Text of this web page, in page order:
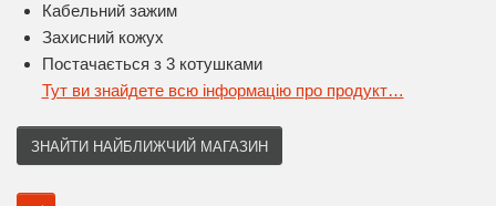
Кабельний зажим
Захисний кожух
Постачається з 3 котушками
Тут ви знайдете всю інформацію про продукт…
ЗНАЙТИ НАЙБЛИЖЧИЙ МАГАЗИН